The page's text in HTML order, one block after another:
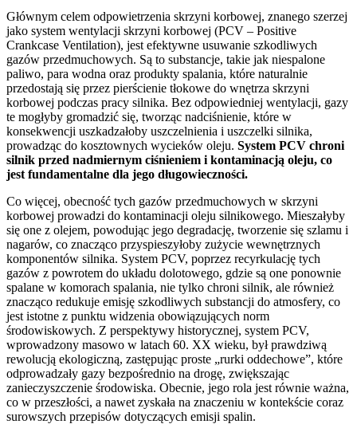
Głównym celem odpowietrzenia skrzyni korbowej, znanego szerzej
jako system wentylacji skrzyni korbowej (PCV – Positive
Crankcase Ventilation), jest efektywne usuwanie szkodliwych
gazów przedmuchowych. Są to substancje, takie jak niespalone
paliwo, para wodna oraz produkty spalania, które naturalnie
przedostają się przez pierścienie tłokowe do wnętrza skrzyni
korbowej podczas pracy silnika. Bez odpowiedniej wentylacji, gazy
te mogłyby gromadzić się, tworząc nadciśnienie, które w
konsekwencji uszkadzałoby uszczelnienia i uszczelki silnika,
prowadząc do kosztownych wycieków oleju. System PCV chroni
silnik przed nadmiernym ciśnieniem i kontaminacją oleju, co
jest fundamentalne dla jego długowieczności.
Co więcej, obecność tych gazów przedmuchowych w skrzyni
korbowej prowadzi do kontaminacji oleju silnikowego. Mieszałyby
się one z olejem, powodując jego degradację, tworzenie się szlamu i
nagarów, co znacząco przyspieszyłoby zużycie wewnętrznych
komponentów silnika. System PCV, poprzez recyrkulację tych
gazów z powrotem do układu dolotowego, gdzie są one ponownie
spalane w komorach spalania, nie tylko chroni silnik, ale również
znacząco redukuje emisję szkodliwych substancji do atmosfery, co
jest istotne z punktu widzenia obowiązujących norm
środowiskowych. Z perspektywy historycznej, system PCV,
wprowadzony masowo w latach 60. XX wieku, był prawdziwą
rewolucją ekologiczną, zastępując proste „rurki oddechowe”, które
odprowadzały gazy bezpośrednio na drogę, zwiększając
zanieczyszczenie środowiska. Obecnie, jego rola jest równie ważna,
co w przeszłości, a nawet zyskała na znaczeniu w kontekście coraz
surowszych przepisów dotyczących emisji spalin.